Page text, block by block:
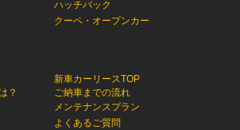
ハッチバック
クーペ・オープンカー
？
新車カーリースTOP
ご納車までの流れ
メンテナンスプラン
よくあるご質問